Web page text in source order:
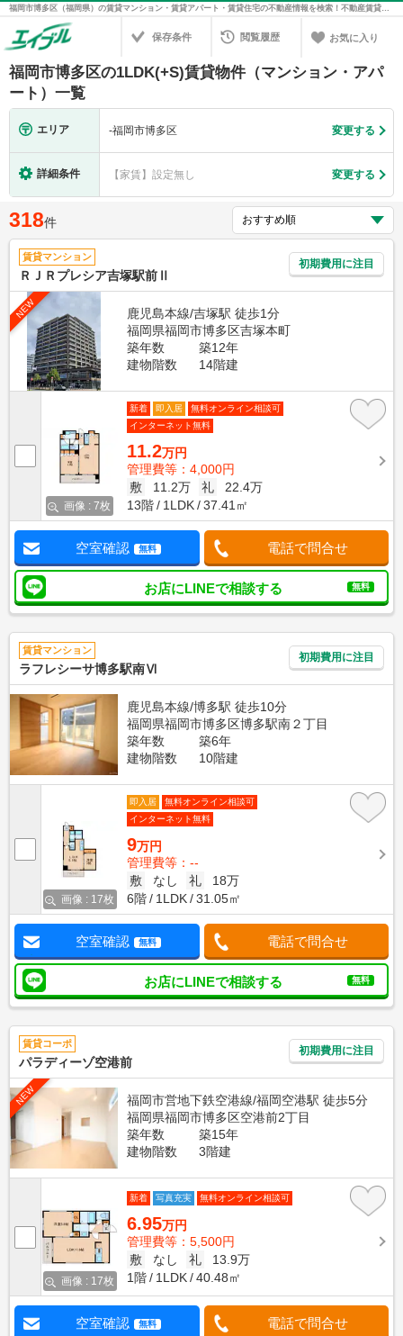
福岡市博多区（福岡県）の賃貸マンション・賃貸アパート・賃貸住宅の不動産情報を検索！不動産賃貸の物件探しは、お部屋探しのエイブル
保存条件 閲覧履歴 お気に入り
福岡市博多区の1LDK(+S)賃貸物件（マンション・アパ
ート）一覧
エリア -福岡市博多区 変更する
詳細条件 【家賃】設定無し 変更する
318件
賃貸マンション
ＲＪＲプレシア吉塚駅前Ⅱ
初期費用に注目
NEW
鹿児島本線/吉塚駅 徒歩1分
福岡県福岡市博多区吉塚本町
築年数
築12年
建物階数
14階建
画像 : 7枚
新着 即入居
無料オンライン相談可
インターネット無料
11.2万円
管理費等：4,000円
敷
11.2万 礼
22.4万
13階
1LDK 37.41㎡
空室確認 無料 電話で問合せ
お店にLINEで相談する 無料
賃貸マンション
ラフレシーサ博多駅南Ⅵ
初期費用に注目
鹿児島本線/博多駅 徒歩10分
福岡県福岡市博多区博多駅南２丁目
築年数
築6年
建物階数
10階建
画像 : 17枚
即入居
無料オンライン相談可
インターネット無料
9万円
管理費等：--
敷
なし 礼
18万
6階
1LDK 31.05㎡
空室確認 無料 電話で問合せ
お店にLINEで相談する 無料
賃貸コーポ
パラディーゾ空港前
初期費用に注目
NEW
福岡市営地下鉄空港線/福岡空港駅 徒歩5分
福岡県福岡市博多区空港前2丁目
築年数
築15年
建物階数
3階建
画像 : 17枚
新着 写真充実 無料オンライン相談可
6.95万円
管理費等：5,500円
敷
なし 礼
13.9万
1階
1LDK 40.48㎡
空室確認 無料 電話で問合せ